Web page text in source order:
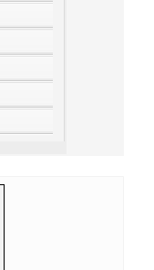
Moguć pad
za Ukrajinu –
na Mediteranu: